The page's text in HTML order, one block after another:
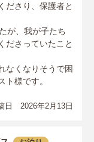
ださり、保護者と
が、我が子たち
ださっていたこと
なくなりそうで困
ト様です。
日 2026年2月13日